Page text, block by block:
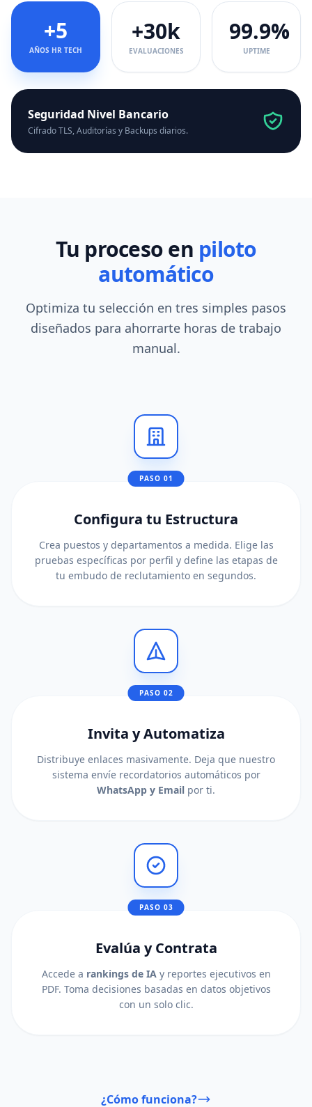
+5
AÑOS HR TECH
+30k
EVALUACIONES
99.9%
UPTIME
Seguridad Nivel Bancario
Cifrado TLS, Auditorías y Backups diarios.
Tu proceso en piloto
automático
Optimiza tu selección en tres simples pasos
diseñados para ahorrarte horas de trabajo
manual.
PASO 01
Configura tu Estructura
Crea puestos y departamentos a medida. Elige las
pruebas específicas por perfil y define las etapas de
tu embudo de reclutamiento en segundos.
PASO 02
Invita y Automatiza
Distribuye enlaces masivamente. Deja que nuestro
sistema envíe recordatorios automáticos por
WhatsApp y Email por ti.
PASO 03
Evalúa y Contrata
Accede a rankings de IA y reportes ejecutivos en
PDF. Toma decisiones basadas en datos objetivos
con un solo clic.
¿Cómo funciona?